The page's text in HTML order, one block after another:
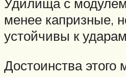
менее капризные,
устойчивы к
Достоинства этого